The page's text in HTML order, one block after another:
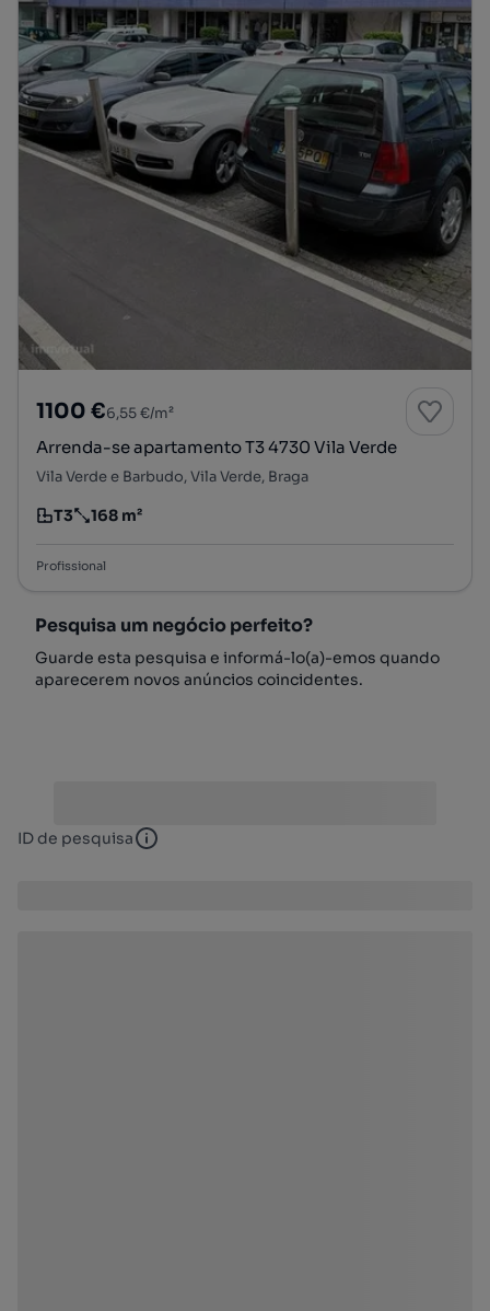
1100 €6,55 €/m²
Arrenda-se apartamento T3 4730 Vila Verde
Vila Verde e Barbudo, Vila Verde, Braga
Tipologia
T3
Preço por metro quadrado
168 m²
Profissional
Pesquisa um negócio perfeito?
Guarde esta pesquisa e informá-lo(a)-emos quando
aparecerem novos anúncios coincidentes.
ID de pesquisa ID de pesquisa